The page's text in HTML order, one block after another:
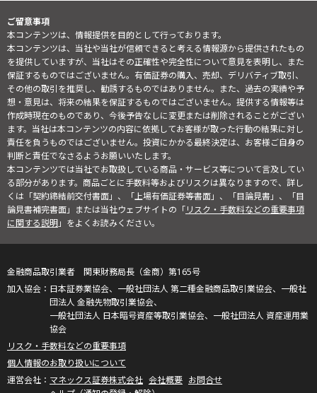
ご留意事項
本コンテンツは、情報提供を目的として行っております。
本コンテンツは、当社や当社が信頼できると考える情報源から提供されたもの
を提供していますが、当社はその正確性や完全性について意見を表明し、また
保証するものではございません。有価証券の購入、売却、デリバティブ取引、
その他の取引を推奨し、勧誘するものではありません。また、過去の実績や予
想・意見は、将来の結果を保証するものではございません。提供する情報等は
作成時現在のものであり、今後予告なしに変更または削除されることがござい
ます。当社は本コンテンツの内容に依拠してお客様が取った行動の結果に対し
責任を負うものではございません。投資にかかる最終決定は、お客様ご自身の
判断と責任でなさるようお願いいたします。
本コンテンツでは当社でお取扱している商品・サービス等について言及してい
る部分があります。商品ごとに手数料等およびリスクは異なりますので、詳し
くは「契約締結前交付書面」、「上場有価証券等書面」、「目論見書」、「目
論見書補完書面」または当社ウェブサイトの「リスク・手数料などの重要事項
に関する説明」をよくお読みください。
金融商品取引業者 関東財務局長（金商）第165号
日本証券業協会、一般社団法人 第二種金融商品取引業協会、一般社
団法人 金融先物取引業協会、
一般社団法人 日本暗号資産等取引業協会、一般社団法人 資産運用業
協会
リスク・手数料などの重要事項
個人情報のお取り扱いについて
マネックス証券株式会社 会社概要 お問合せ